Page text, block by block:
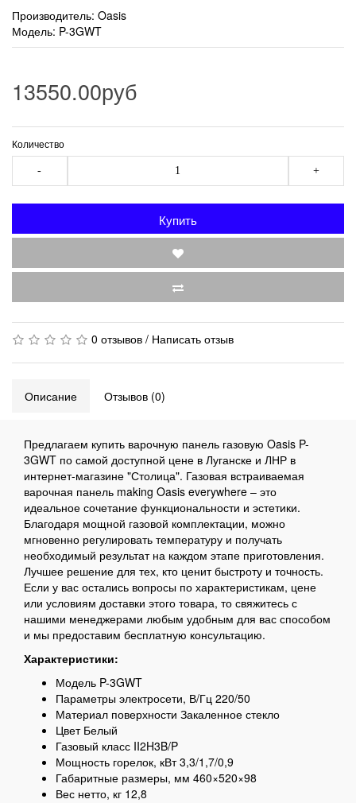
Производитель: Oasis
Модель: P-3GWT
13550.00руб
Количество
- +
Купить
0 отзывов / Написать отзыв
Описание Отзывов (0)
Предлагаем купить варочную панель газовую Oasis P-
3GWT по самой доступной цене в Луганске и ЛНР в
интернет-магазине "Столица". Газовая встраиваемая
варочная панель making Oasis everywhere – это
идеальное сочетание функциональности и эстетики.
Благодаря мощной газовой комплектации, можно
мгновенно регулировать температуру и получать
необходимый результат на каждом этапе приготовления.
Лучшее решение для тех, кто ценит быстроту и точность.
Если у вас остались вопросы по характеристикам, цене
или условиям доставки этого товара, то свяжитесь с
нашими менеджерами любым удобным для вас способом
и мы предоставим бесплатную консультацию.
Характеристики:
Модель P-3GWT
Параметры электросети, В/Гц 220/50
Материал поверхности Закаленное стекло
Цвет Белый
Газовый класс II2H3B/P
Мощность горелок, кВт 3,3/1,7/0,9
Габаритные размеры, мм 460×520×98
Вес нетто, кг 12,8